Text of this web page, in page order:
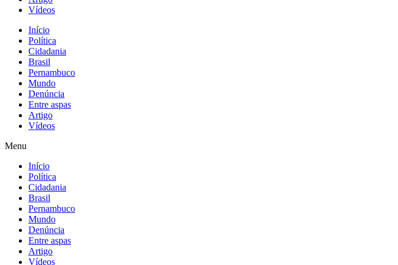
Vídeos
Início
Política
Cidadania
Brasil
Pernambuco
Mundo
Denúncia
Entre aspas
Artigo
Vídeos
Menu
Início
Política
Cidadania
Brasil
Pernambuco
Mundo
Denúncia
Entre aspas
Artigo
Vídeos